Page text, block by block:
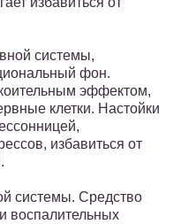
системы,
фон.
эффектом,
клетки. Настойки
избавиться от
системы. Средство
воспалительных